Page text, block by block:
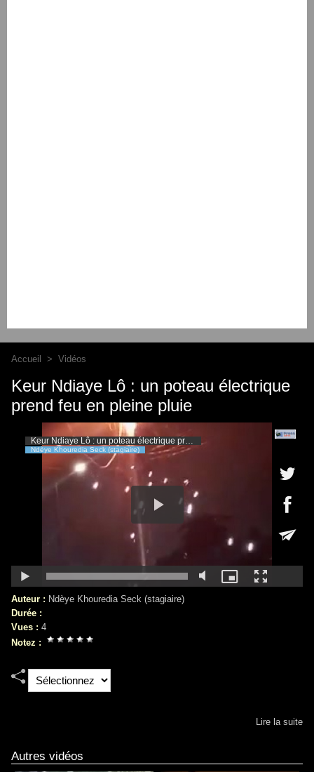
Accueil > Vidéos
Keur Ndiaye Lô : un poteau électrique
prend feu en pleine pluie
Auteur : Ndèye Khouredia Seck (stagiaire)
Durée :
Vues : 4
Notez :
Lire la suite
Autres vidéos